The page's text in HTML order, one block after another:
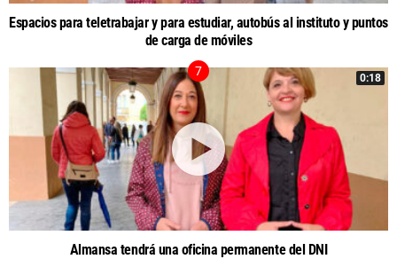
Espacios para teletrabajar y para estudiar, autobús al instituto y puntos
de carga de móviles
0:18
Almansa tendrá una oficina permanente del DNI